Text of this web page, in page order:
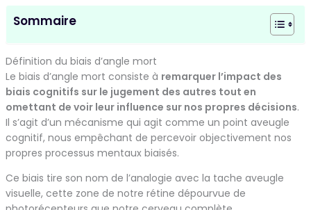
Sommaire
Définition du biais d’angle mort
Le biais d’angle mort consiste à remarquer l’impact des
biais cognitifs sur le jugement des autres tout en
omettant de voir leur influence sur nos propres décisions.
Il s’agit d’un mécanisme qui agit comme un point aveugle
cognitif, nous empêchant de percevoir objectivement nos
propres processus mentaux biaisés.
Ce biais tire son nom de l’analogie avec la tache aveugle
visuelle, cette zone de notre rétine dépourvue de